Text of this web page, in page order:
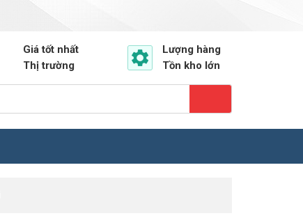
Giá tốt nhất
Thị trường
Lượng hàng
Tồn kho lớn